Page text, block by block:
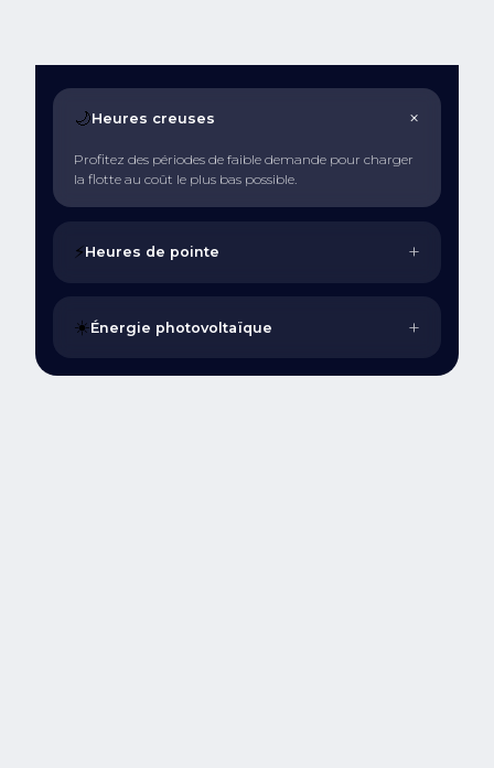
🌙Heures creuses +
Profitez des périodes de faible demande pour charger
la flotte au coût le plus bas possible.
⚡Heures de pointe +
☀️Énergie photovoltaïque +